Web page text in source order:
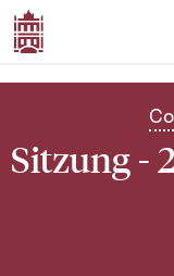
Sitzung -